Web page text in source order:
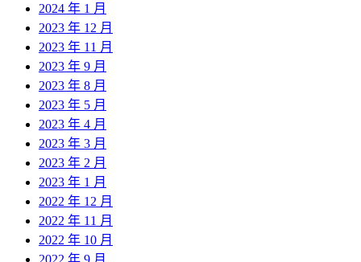
2024 年 1 月
2023 年 12 月
2023 年 11 月
2023 年 9 月
2023 年 8 月
2023 年 5 月
2023 年 4 月
2023 年 3 月
2023 年 2 月
2023 年 1 月
2022 年 12 月
2022 年 11 月
2022 年 10 月
2022 年 9 月